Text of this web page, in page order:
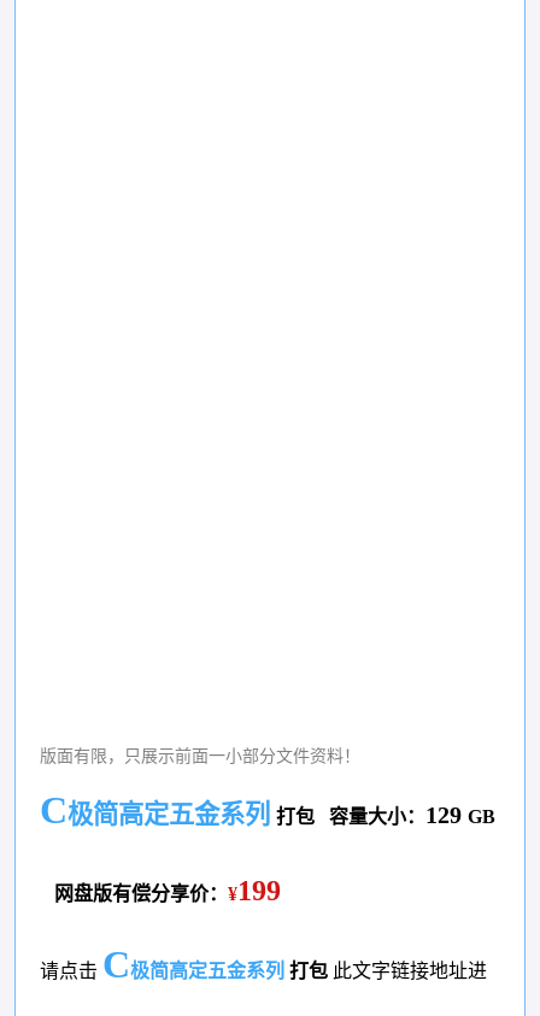
版面有限，只展示前面一小部分文件资料！
C极简高定五金系列 打包 容量大小： 129 GB
网盘版有偿分享价： ¥199
请点击 C极简高定五金系列 打包 此文字链接地址进